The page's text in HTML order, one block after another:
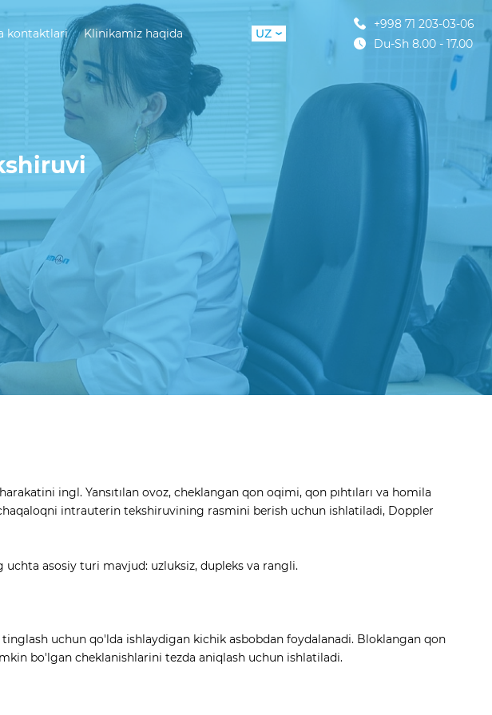
kontaktlari Klinikamiz haqida
UZ
+998 71 203-03-06
Du-Sh 8.00 - 17.00
ingl. Yansıtılan ovoz, cheklangan qon oqimi, qon pıhtıları va homila
intrauterin tekshiruvining rasmini berish uchun ishlatiladi, Doppler
asosiy turi mavjud: uzluksiz, dupleks va rangli.
uchun qo'lda ishlaydigan kichik asbobdan foydalanadi. Bloklangan qon
bo'lgan cheklanishlarini tezda aniqlash uchun ishlatiladi.